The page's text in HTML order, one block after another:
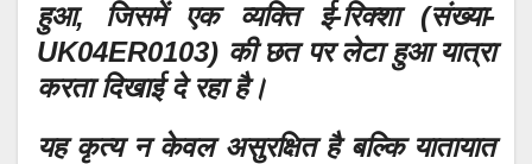
हुआ, जिसमें एक व्यक्ति ई-रिक्शा (संख्या-
UK04ER0103) की छत पर लेटा हुआ यात्रा
करता दिखाई दे रहा है।
यह कृत्य न केवल असुरक्षित है बल्कि यातायात